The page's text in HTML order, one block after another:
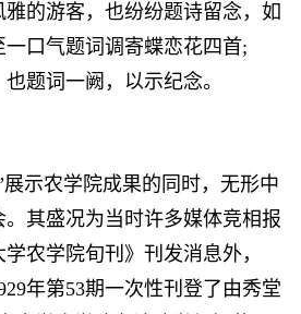
的游客，也纷纷题诗留念，如
一口气题词调寄蝶恋花四首;
题词一阙，以示纪念。
展示农学院成果的同时，无形中
其盛况为当时许多媒体竞相报
农学院旬刊》刊发消息外，
年第53期一次性刊登了由秀堂